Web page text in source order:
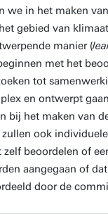
we in het maken
gebied van
manier (
met het
tot
en ontwerpt
bij het maken van
zullen ook
beoordelen of
aangegaan of
door de